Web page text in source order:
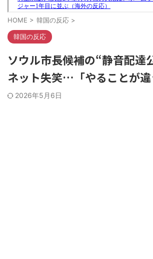
HOME > 韓国の反応 >
韓国の反応
ソウル市長候補の“静音配達
ネット失笑…「やることが違
2026年5月6日